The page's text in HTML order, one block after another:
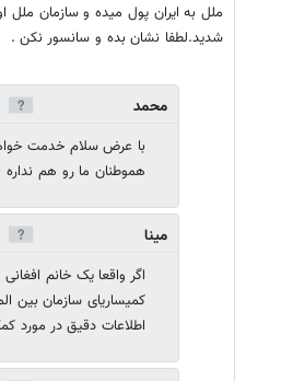
ملل به ایران پول میده و سازمان ملل
شدید.لطفا نشان بده و سانسور نکن .
محمد
با عرض سلام خدمت
هموطنان ما رو هم
مینا
اگر واقعا یک خانم
کمیساریای سازمان بین
اطلاعات دقیق در مورد